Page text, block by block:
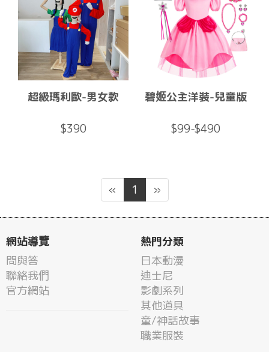
超級瑪利歐-男女款
$390
碧姬公主洋裝-兒童版
$99-$490
« 1 »
網站導覽
問與答
聯絡我們
官方網站
熱門分類
日本動漫
迪士尼
影劇系列
其他道具
童/神話故事
職業服裝